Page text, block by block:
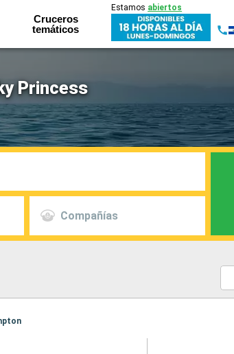
Cruceros
temáticos
Estamos abiertos
Princess
Compañías